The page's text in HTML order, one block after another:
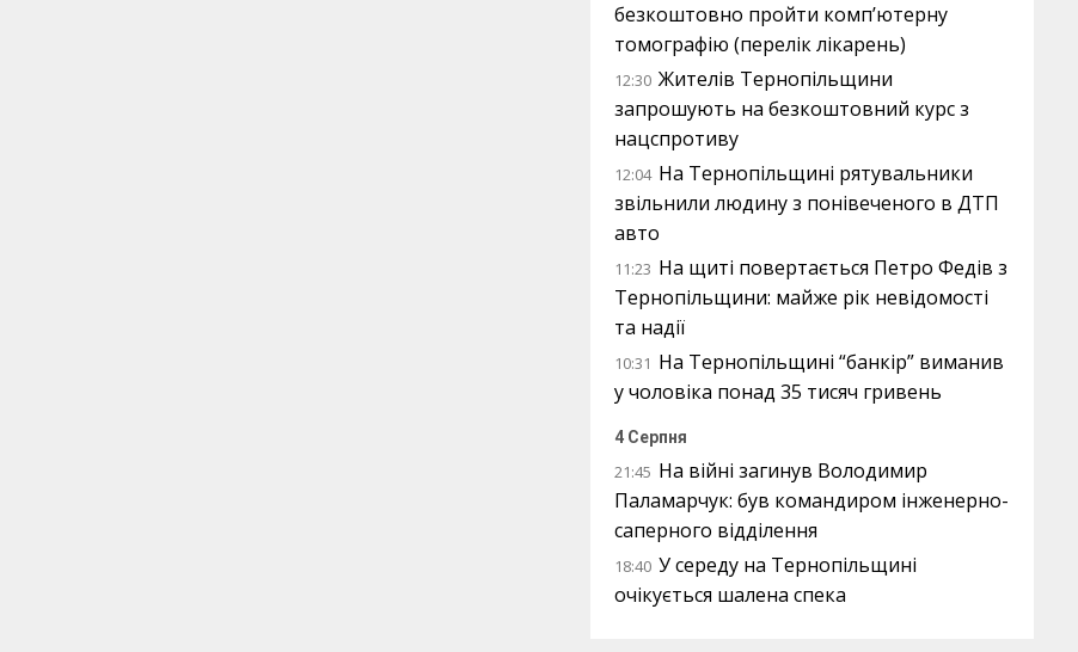
безкоштовно пройти комп’ютерну
томографію (перелік лікарень)
12:30 Жителів Тернопільщини
запрошують на безкоштовний курс з
нацспротиву
12:04 На Тернопільщині рятувальники
звільнили людину з понівеченого в ДТП
авто
11:23 На щиті повертається Петро Федів з
Тернопільщини: майже рік невідомості
та надії
10:31 На Тернопільщині “банкір” виманив
у чоловіка понад 35 тисяч гривень
4 Серпня
21:45 На війні загинув Володимир
Паламарчук: був командиром інженерно-
саперного відділення
18:40 У середу на Тернопільщині
очікується шалена спека